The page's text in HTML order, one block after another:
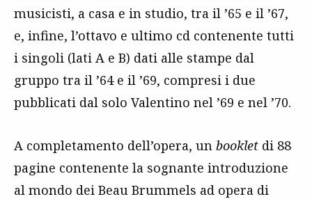
musicisti, a casa e in studio, tra il ’65 e il ’67,
e, infine, l’ottavo e ultimo cd contenente tutti
i singoli (lati A e B) dati alle stampe dal
gruppo tra il ’64 e il ’69, compresi i due
pubblicati dal solo Valentino nel ’69 e nel ’70.
A completamento dell’opera, un booklet di 88
pagine contenente la sognante introduzione
al mondo dei Beau Brummels ad opera di